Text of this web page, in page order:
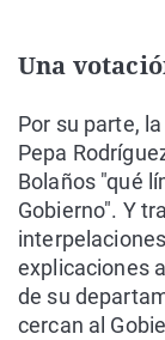
Una
Por su parte,
Pepa
Bolaños "qué
Gobierno". Y
explicaciones
de su
cercan al